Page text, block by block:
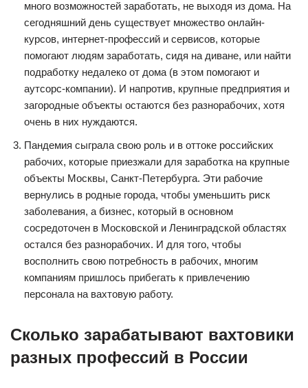
много возможностей заработать, не выходя из дома. На
сегодняшний день существует множество онлайн-
курсов, интернет-профессий и сервисов, которые
помогают людям заработать, сидя на диване, или найти
подработку недалеко от дома (в этом помогают и
аутсорс-компании). И напротив, крупные предприятия и
загородные объекты остаются без разнорабочих, хотя
очень в них нуждаются.
Пандемия сыграла свою роль и в оттоке российских
рабочих, которые приезжали для заработка на крупные
объекты Москвы, Санкт-Петербурга. Эти рабочие
вернулись в родные города, чтобы уменьшить риск
заболевания, а бизнес, который в основном
сосредоточен в Московской и Ленинградской областях
остался без разнорабочих. И для того, чтобы
восполнить свою потребность в рабочих, многим
компаниям пришлось прибегать к привлечению
персонала на вахтовую работу.
Сколько зарабатывают вахтовики
разных профессий в России